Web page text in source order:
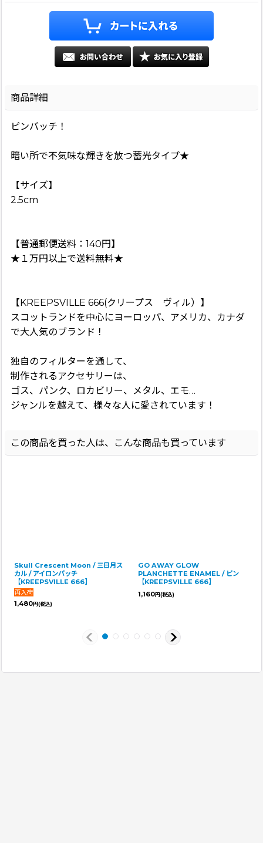
商品詳細
ピンバッチ！
暗い所で不気味な輝きを放つ蓄光タイプ★
【サイズ】
2.5cm
【普通郵便送料：140円】
★１万円以上で送料無料★
【KREEPSVILLE 666(クリープス ヴィル）】
スコットランドを中心にヨーロッパ、アメリカ、カナダ
で大人気のブランド！
独自のフィルターを通して、
制作されるアクセサリーは、
ゴス、パンク、ロカビリー、メタル、エモ…
ジャンルを越えて、様々な人に愛されています！
この商品を買った人は、こんな商品も買っています
Skull Crescent Moon / 三日月ス
カル / アイロンパッチ
【KREEPSVILLE 666】
1,480円 (税込)
GO AWAY GLOW
PLANCHETTE ENAMEL / ピン
【KREEPSVILLE 666】
1,160円 (税込)